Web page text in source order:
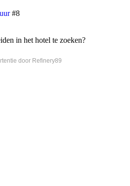
#8
in het hotel te zoeken?
door Refinery89